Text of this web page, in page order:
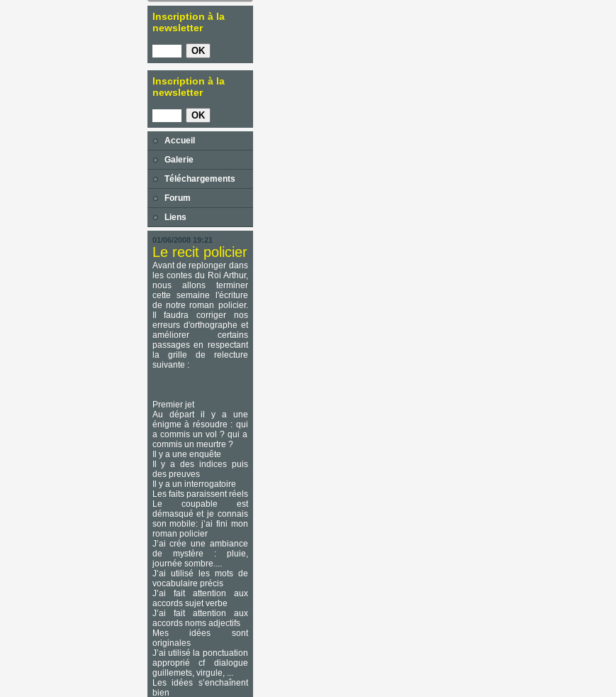
Inscription à la
newsletter
Inscription à la
newsletter
Accueil
Galerie
Téléchargements
Forum
Liens
01/06/2008 19:21
Le recit policier
Avant de replonger dans
les contes du Roi Arthur,
nous allons terminer
cette semaine l'écriture
de notre roman policier.
Il faudra corriger nos
erreurs d'orthographe et
améliorer certains
passages en respectant
la grille de relecture
suivante :
Premier jet
Au départ il y a une
énigme à résoudre : qui
a commis un vol ? qui a
commis un meurtre ?
Il y a une enquête
Il y a des indices puis
des preuves
Il y a un interrogatoire
Les faits paraissent réels
Le coupable est
démasqué et je connais
son mobile: j’ai fini mon
roman policier
J’ai crée une ambiance
de mystère : pluie,
journée sombre....
J’ai utilisé les mots de
vocabulaire précis
J’ai fait attention aux
accords sujet verbe
J’ai fait attention aux
accords noms adjectifs
Mes idées sont
originales
J’ai utilisé la ponctuation
approprié cf dialogue
guillemets, virgule, ...
Les idées s’enchaînent
bien